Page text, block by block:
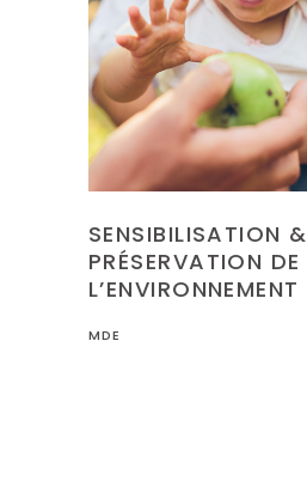
SENSIBILISATION &
PRÉSERVATION DE
L’ENVIRONNEMENT
MDE